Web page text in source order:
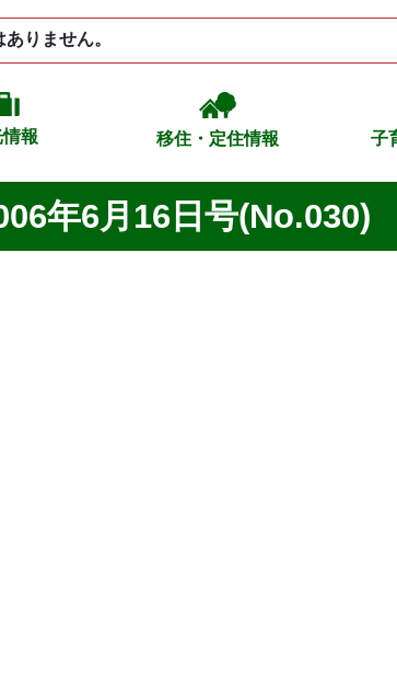
りません。
報 移住・定住情報 子
年6月16日号(No.030)